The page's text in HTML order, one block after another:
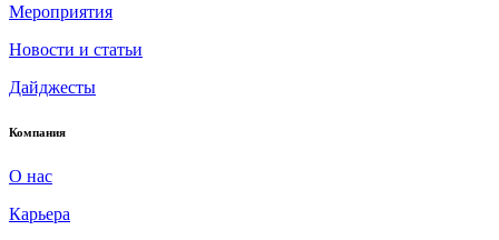
Мероприятия
Новости и статьи
Дайджесты
Компания
О нас
Карьера